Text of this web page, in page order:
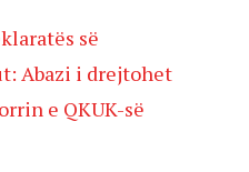
së
Abazi i drejtohet
e QKUK-së